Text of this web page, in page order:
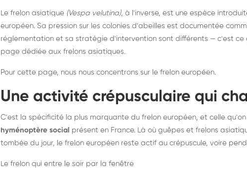
Le frelon asiatique (Vespa velutina), à l'inverse, est une espèce
européen. Sa pression sur les colonies d'abeilles est documentée
réglementation et sa stratégie d'intervention sont différents — c'est ce
page dédiée aux frelons asiatiques.
Pour cette page, nous nous concentrons sur le frelon européen.
Une activité crépusculaire qui
C'est la spécificité la plus marquante du frelon européen, et celle
hyménoptère social présent en France. Là où guêpes et frelons
tombée du jour, le frelon européen reste actif au crépuscule, voire
Le frelon qui entre le soir par la fenêtre